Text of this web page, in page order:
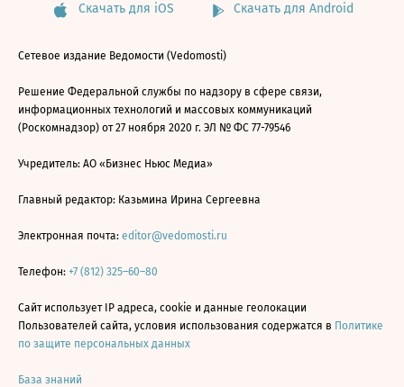
Скачать для iOS Скачать для Android
Сетевое издание Ведомости (Vedomosti)
Решение Федеральной службы по надзору в сфере связи,
информационных технологий и массовых коммуникаций
(Роскомнадзор) от 27 ноября 2020 г. ЭЛ № ФС 77-79546
Учредитель: АО «Бизнес Ньюс Медиа»
Главный редактор: Казьмина Ирина Сергеевна
Электронная почта: editor@vedomosti.ru
Телефон: +7 (812) 325–60–80
Сайт использует IP адреса, cookie и данные геолокации
Пользователей сайта, условия использования содержатся в Политике
по защите персональных данных
База знаний